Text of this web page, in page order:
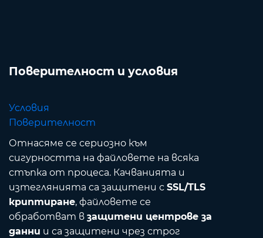
Поверителност и условия
Условия
Поверителност
Отнасяме се сериозно към
сигурността на файловете на всяка
стъпка от процеса. Качванията и
изтеглянията са защитени с SSL/TLS
криптиране, файловете се
обработват в защитени центрове за
данни и са защитени чрез строг